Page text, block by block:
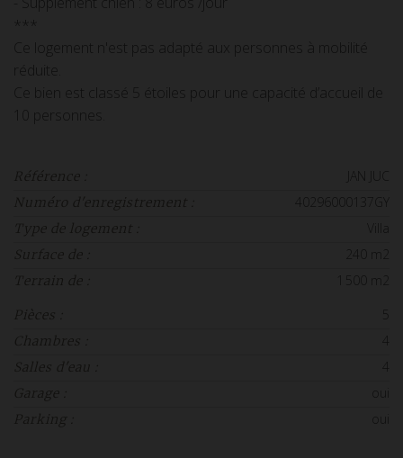
***
Ce logement n'est pas adapté aux personnes à mobilité
réduite.
Ce bien est classé 5 étoiles pour une capacité d’accueil de
Référence :
Numéro d'enregistrement : 40296000137GY
Type de logement :
Surface de : 240 m2
Terrain de :
Pièces :
Chambres : 4
Salles d'eau : 4
Garage :
Parking :